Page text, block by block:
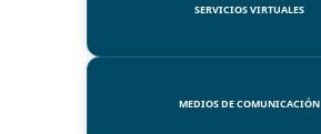
SERVICIOS VIRTUALES
MEDIOS DE COMUNICACIÓN